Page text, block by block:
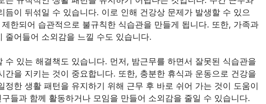
듬이 뒤섞일 수 있습니다. 이로 인해 건강상 문제가 발생할 수 있으
한되어 습관적으로 불규칙한 식습관을 만들게 됩니다. 또한, 가족과
줄어들어 소외감을 느낄 수도 있습니다.
수 있는 해결책도 있습니다. 먼저, 밤근무를 하면서 잘못된 식습관을
간을 지키는 것이 중요합니다. 또한, 충분한 휴식과 운동으로 건강을
정한 생활 패턴을 유지하기 위해 근무 후 바로 쉬어 가는 것이 도움이
들과 함께 활동하거나 모임을 만들어 소외감을 줄일 수 있습니다.